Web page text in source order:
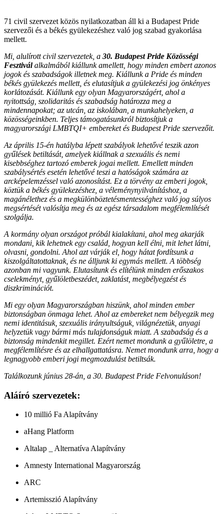
71 civil szervezet közös nyilatkozatban áll ki a Budapest Pride
szervezői és a békés gyülekezéshez való jog szabad gyakorlása
mellett.
Mi, alulírott civil szervezetek, a 30. Budapest Pride Közösségi
Fesztiválalkalmából kiállunk amellett, hogy minden embert azonos
jogok és szabadságok illetnek meg. Kiállunk a Pride és minden
békés gyülekezés mellett, és elutasítjuk a gyülekezési jog önkényes
korlátozását. Kiállunk egy olyan Magyarországért, ahol a
nyitottság, szolidaritás és szabadság határozza meg a
mindennapokat; az utcán, az iskolában, a munkahelyeken, a
közösségeinkben. Teljes támogatásunkról biztosítjuk a
magyarországi LMBTQI+ embereket és Budapest Pride szervezőit.
Az április 15-én hatályba lépett szabályok lehetővé teszik azon
gyűlések betiltását, amelyek kiállnak a szexuális és nemi
kisebbséghez tartozó emberek jogai mellett. Emellett minden
szabálysértés esetén lehetővé teszi a hatóságok számára az
arcképelemzéssel való azonosítást. Ez a törvény az emberi jogok,
köztük a békés gyülekezéshez, a véleménynyilvánításhoz, a
magánélethez és a megkülönböztetésmentességhez való jog súlyos
megsértését valósítja meg és az egész társadalom megfélemlítését
szolgálja.
A kormány olyan országot próbál kialakítani, ahol meg akarják
mondani, kik lehetnek egy család, hogyan kell élni, mit lehet látni,
olvasni, gondolni. Ahol azt várják el, hogy hátat fordítsunk a
kiszolgáltatottaknak, és ne álljunk ki egymás mellett. A többség
azonban mi vagyunk. Elutasítunk és elítélünk minden erőszakos
cselekményt, gyűlöletbeszédet, zaklatást, megbélyegzést és
diszkriminációt.
Mi egy olyan Magyarországban hiszünk, ahol minden ember
biztonságban önmaga lehet. Ahol az embereket nem bélyegzik meg
nemi identitásuk, szexuális irányultságuk, világnézetük, anyagi
helyzetük vagy bármi más tulajdonságuk miatt. A szabadság és a
biztonság mindenkit megillet. Ezért nemet mondunk a gyűlöletre, a
megfélemlítésre és az elhallgattatásra. Nemet mondunk arra, hogy a
legnagyobb emberi jogi megmozdulást betiltsák.
Találkozunk június 28-án, a 30. Budapest Pride Felvonuláson!
Aláíró szervezetek:
10 millió Fa Alapítvány
aHang Platform
Altalap _ Alternatíva Alapítvány
Amnesty International Magyarország
ARC
Artemisszió Alapítvány